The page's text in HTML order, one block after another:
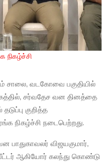
நிகழ்ச்சி
சாலை, வடகோவை பகுதியில்
சர்வதேச வன தினத்தை
குறித்த
நிகழ்ச்சி நடைபெற்றது.
பாதுகாவலர் விஜயகுமார்,
ஆகியோர் கலந்து கொண்டு